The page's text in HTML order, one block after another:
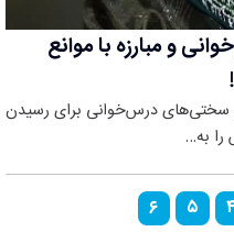
و مبارزه با موانع
و سختی‌های درس‌خوانی برای رسیدن
را به…
۵ ۶